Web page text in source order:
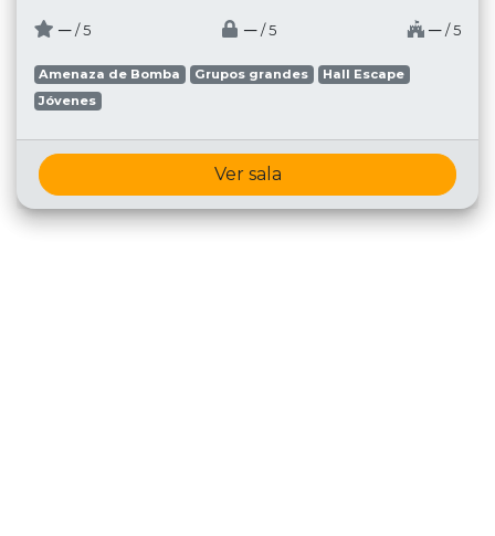
─ / 5 ─ / 5 ─ / 5
Amenaza de Bomba Grupos grandes
Hall Escape
Jóvenes
Ver sala